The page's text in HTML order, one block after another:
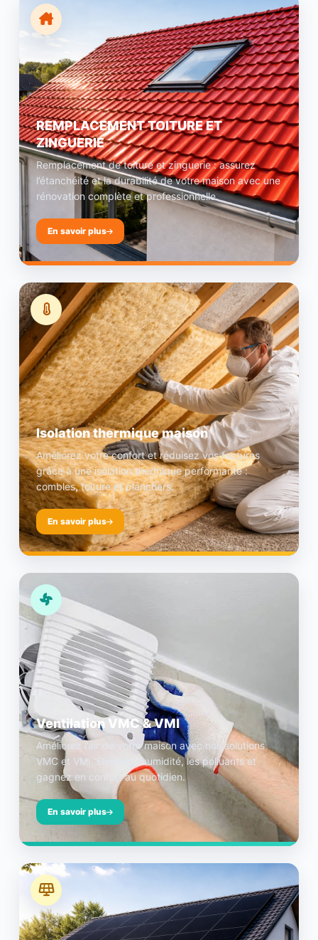
REMPLACEMENT TOITURE ET
ZINGUERIE
Remplacement de toiture et zinguerie : assurez
l’étanchéité et la durabilité de votre maison avec une
rénovation complète et professionnelle.
En savoir plus
Isolation thermique maison
Améliorez votre confort et réduisez vos factures
grâce à une isolation thermique performante :
combles, toiture et planchers.
En savoir plus
Ventilation VMC & VMI
Améliorez l’air de votre maison avec nos solutions
VMC et VMI. Éliminez l’humidité, les polluants et
gagnez en confort au quotidien.
En savoir plus